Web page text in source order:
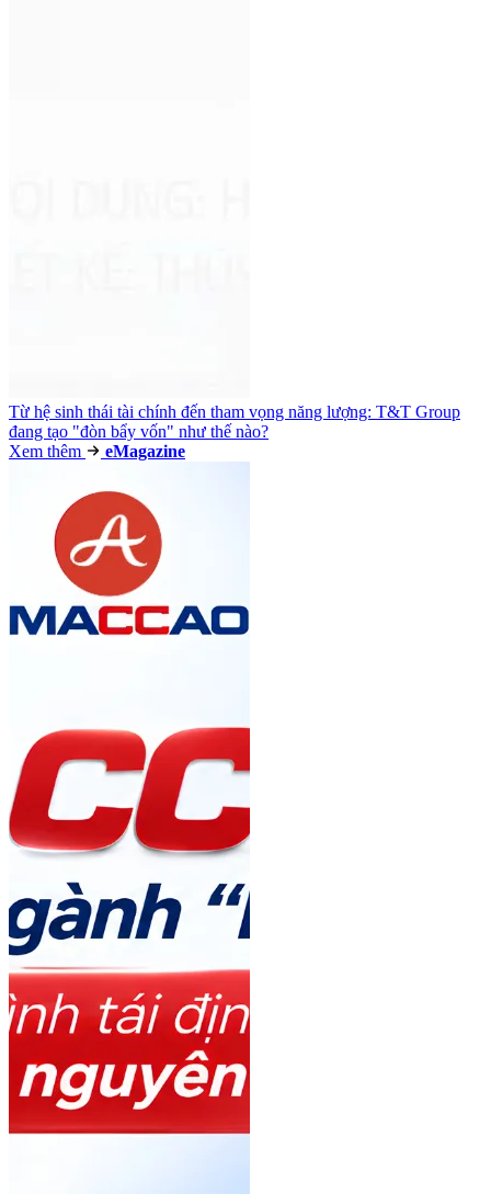
Từ hệ sinh thái tài chính đến tham vọng năng lượng: T&T Group
đang tạo "đòn bẩy vốn" như thế nào?
Xem thêm
eMagazine